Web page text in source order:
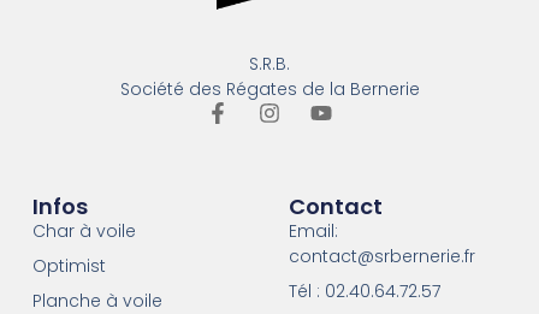
S.R.B.
Société des Régates de la Bernerie
Infos
Char à voile
Optimist
Planche à voile
Contact
Email:
contact@srbernerie.fr
Tél : 02.40.64.72.57